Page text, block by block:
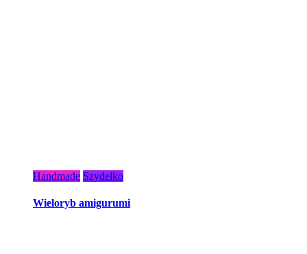
Handmade Szydełko
Wieloryb amigurumi